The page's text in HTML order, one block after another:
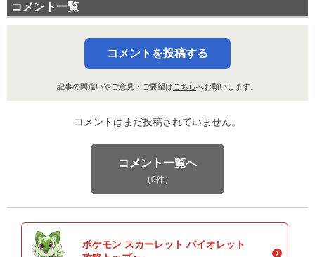
コメント一覧
コメントを投稿する
記事の間違いやご意見・ご要望はこちらへお願いします。
コメントはまだ投稿されていません。
コメント一覧へ
（0件）
ポケモン スカーレット バイオレット